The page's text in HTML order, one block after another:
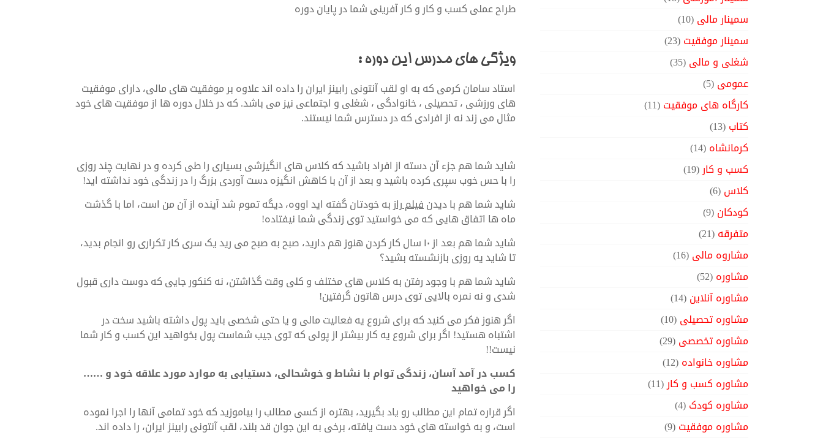
طراح عملی کسب و کار و کار آفرینی شما در پایان دوره
ویژگی های مدرس این دوره :
استاد سامان کرمی که به او لقب آنتونی رابینز ایران را داده اند علاوه بر موفقیت های مالی، دارای موفقیت
های ورزشی ، تحصیلی ، خانوادگی ، شغلی و اجتماعی نیز می باشد. که در خلال دوره ها از موفقیت های خود
مثال می زند نه از افرادی که در دسترس شما نیستند.
شاید شما هم جزء آن دسته از افراد باشید که کلاس های انگیزشی بسیاری را طی کرده و در نهایت چند روزی
را با حس خوب سپری کرده باشید و بعد از آن با کاهش انگیزه دست آوردی بزرگ را در زندگی خود نداشته اید!
شاید شما هم با دیدنفیلم رازبه خودتان گفته اید اووه، دیگه تموم شد آینده از آن من است، اما با گذشت
ماه ها اتفاق هایی که می خواستید توی زندگی شما نیفتاده!
شاید شما هم بعد از ۱۰ سال کار کردن هنوز هم دارید، صبح به صبح می رید یک سری کار تکراری رو انجام بدید،
تا شاید یه روزی بازنشسته بشید؟
شاید شما هم با وجود رفتن به کلاس های مختلف و کلی وقت گذاشتن، نه کنکور جایی که دوست داری قبول
شدی و نه نمره بالایی توی درس هاتون گرفتین!
اگر هنوز فکر می کنید که برای شروع یه فعالیت مالی و یا حتی شخصی باید پول داشته باشید سخت در
اشتباه هستید! اگر برای شروع یه کار بیشتر از پولی که توی جیب شماست پول بخواهید این کسب و کار شما
نیست!!
کسب در آمد آسان، زندگی توام با نشاط و خوشحالی، دستیابی به موارد مورد علاقه خود و ……
را می خواهید
اگر قراره تمام این مطالب رو یاد بگیرید، بهتره از کسی مطالب را بیاموزید که خود تمامی آنها را اجرا نموده
است، و به خواسته های خود دست یافته، برخی به این جوان قد بلند، لقب آنتونی رابینز ایران، را داده اند.
سمینار مالی(10)
سمینار موفقیت(23)
شغلی و مالی(35)
عمومی(5)
کارگاه های موفقیت(11)
کتاب(13)
کرمانشاه(14)
کسب و کار(19)
کلاس(6)
کودکان(9)
متفرقه(21)
مشاروه مالی(16)
مشاوره(52)
مشاوره آنلاین(14)
مشاوره تحصیلی(10)
مشاوره تخصصی(29)
مشاوره خانواده(12)
مشاوره کسب و کار(11)
مشاوره کودک(4)
مشاوره موفقیت(9)